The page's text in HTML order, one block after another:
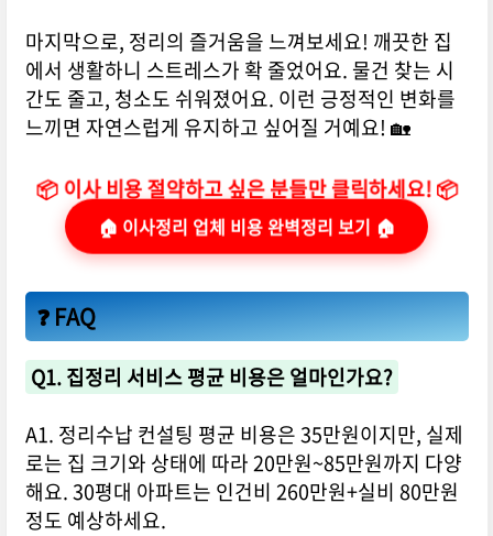
마지막으로, 정리의 즐거움을 느껴보세요! 깨끗한 집
에서 생활하니 스트레스가 확 줄었어요. 물건 찾는 시
간도 줄고, 청소도 쉬워졌어요. 이런 긍정적인 변화를
느끼면 자연스럽게 유지하고 싶어질 거예요! 🏡
📦 이사 비용 절약하고 싶은 분들만 클릭하세요! 📦
🏠 이사정리 업체 비용 완벽정리 보기 🏠
❓ FAQ
Q1. 집정리 서비스 평균 비용은 얼마인가요?
A1. 정리수납 컨설팅 평균 비용은 35만원이지만, 실제
로는 집 크기와 상태에 따라 20만원~85만원까지 다양
해요. 30평대 아파트는 인건비 260만원+실비 80만원
정도 예상하세요.